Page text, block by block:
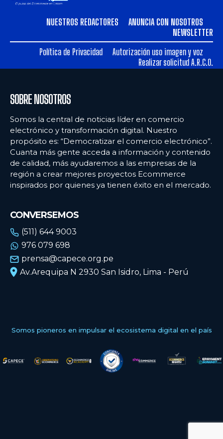
NUESTROS REDACTORES
ANUNCIA CON NOSOTROS
NEWSLETTER
Política de Privacidad
Autorización uso imagen y voz
Realizar solicitud A.R.C.O.
SOBRE NOSOTROS
Somos la central de noticias líder en comercio
electrónico y transformación digital. Nuestro
propósito es: “Democratizar el comercio electrónico”.
Cuanta más gente acceda a información y contenido
de calidad, más ayudaremos a las empresas de la
región a crear mejores proyectos Ecommerce
inspirados por quienes ya tienen éxito en el mercado.
CONVERSEMOS
(511) 644 9003
976 079 698
prensa@capece.org.pe
Av.Arequipa N 2930 San Isidro, Lima - Perú
Somos pioneros en impulsar el ecosistema digital en el país